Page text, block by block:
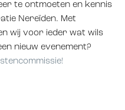
te ontmoeten en kennis
Nereïden. Met
wij voor ieder wat wils
nieuw evenement?